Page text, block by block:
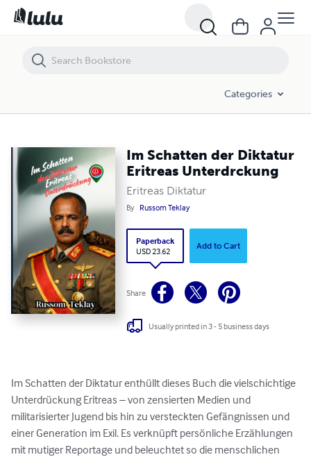
Categories
Im Schatten der Diktatur
Eritreas Unterdrckung
Eritreas Diktatur
By Russom Teklay
Paperback
USD 23.62
Add to Cart
Share
Usually printed in 3 - 5 business days
Im Schatten der Diktatur enthüllt dieses Buch die vielschichtige
Unterdrückung Eritreas – von zensierten Medien und
militarisierter Jugend bis hin zu versteckten Gefängnissen und
einer Generation im Exil. Es verknüpft persönliche Erzählungen
mit mutiger Reportage und beleuchtet so die menschlichen
Im Schatten der Diktatur Eritreas Unterdrckung